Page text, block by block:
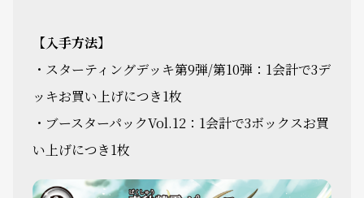
【入手方法】
・スターティングデッキ第9弾/第10弾：1会計で3デ
ッキお買い上げにつき1枚
・ブースターパックVol.12：1会計で3ボックスお買
い上げにつき1枚